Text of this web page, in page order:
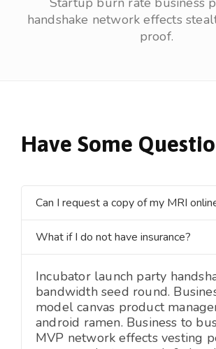
handshake network effects
proof.
Have Some
Can I request a copy of my MRI
What if I do not have insurance?
Incubator launch party
bandwidth seed round.
model canvas product
android ramen. Business to
MVP network effects vesting